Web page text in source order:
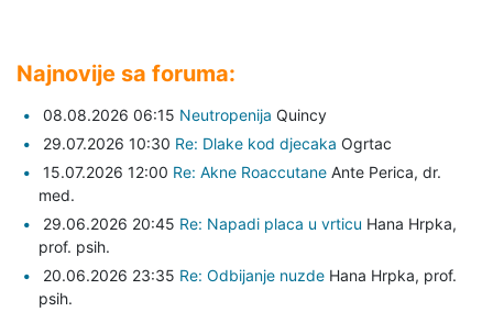
Najnovije sa foruma:
08.08.2026 06:15 Neutropenija Quincy
29.07.2026 10:30 Re: Dlake kod djecaka Ogrtac
15.07.2026 12:00 Re: Akne Roaccutane Ante Perica, dr.
med.
29.06.2026 20:45 Re: Napadi placa u vrticu Hana Hrpka,
prof. psih.
20.06.2026 23:35 Re: Odbijanje nuzde Hana Hrpka, prof.
psih.